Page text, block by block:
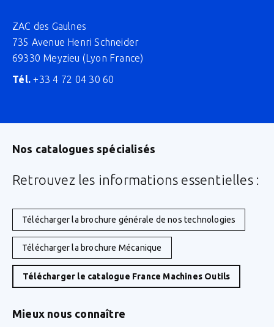
ZAC des Gaulnes
735 Avenue Henri Schneider
69330 Meyzieu (Lyon France)
Tél. +33 4 72 04 30 60
Nos catalogues spécialisés
Retrouvez les informations essentielles :
Télécharger la brochure générale de nos technologies
Télécharger la brochure Mécanique
Télécharger le catalogue France Machines Outils
Mieux nous connaître